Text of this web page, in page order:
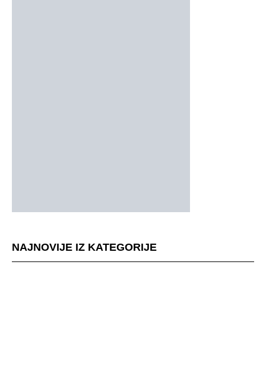
NAJNOVIJE IZ KATEGORIJE